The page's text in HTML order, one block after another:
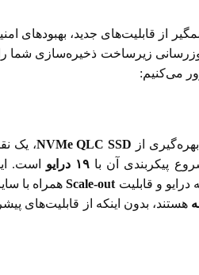
از قابلیت‌های جدید، بهبودهای
زیرساخت ذخیره‌سازی شما را
می‌کنیم:
از NVMe QLC SSD، یک
پیکربندی آن با ۱۹ درایو است.
Scale-out